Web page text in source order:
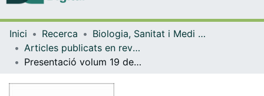
Navega per tot el DD
Com publicar
Inici Recerca
Biologia, Sanitat i Medi Ambient
Articles publicats en revistes (Biologia, Sanitat i Medi Ambient)
Presentació volum 19 de Collectanea Botanica